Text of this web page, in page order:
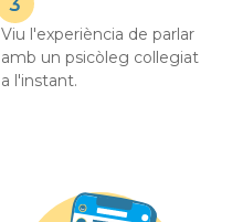
Viu l'experiència de parlar
amb un psicòleg col·legiat
a l'instant.